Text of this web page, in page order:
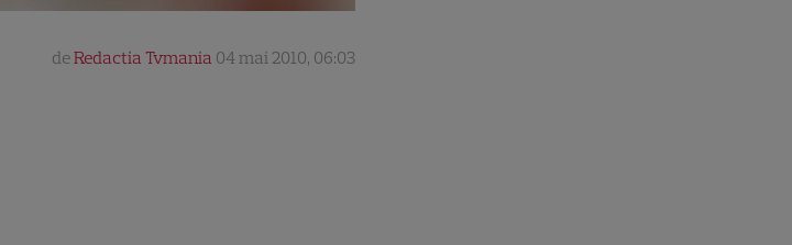
deRedactia Tvmania 04 mai 2010, 06:03